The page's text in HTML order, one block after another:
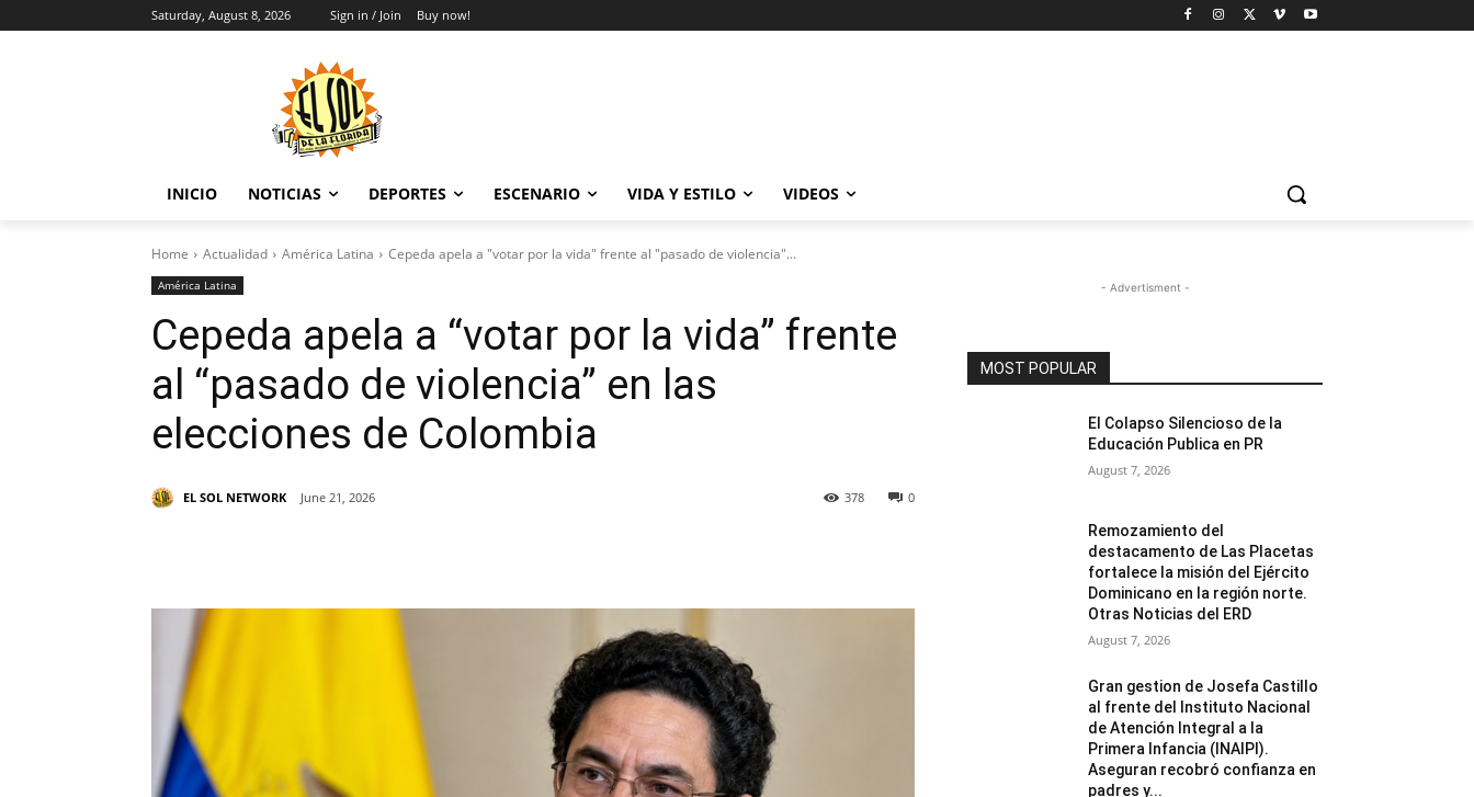
Saturday, August 8, 2026 Sign in / Join Buy now!
INICIO NOTICIAS DEPORTES ESCENARIO VIDA Y ESTILO VIDEOS
Home Actualidad América Latina Cepeda apela a "votar por la vida" frente al "pasado de violencia"...
América Latina
Cepeda apela a “votar por la vida” frente
al “pasado de violencia” en las
elecciones de Colombia
EL SOL NETWORK June 21, 2026 0
378
- Advertisment -
MOST POPULAR
El Colapso Silencioso de la
Educación Publica en PR
August 7, 2026
Remozamiento del
destacamento de Las Placetas
fortalece la misión del Ejército
Dominicano en la región norte.
Otras Noticias del ERD
August 7, 2026
Gran gestion de Josefa Castillo
al frente del Instituto Nacional
de Atención Integral a la
Primera Infancia (INAIPI).
Aseguran recobró confianza en
padres y...